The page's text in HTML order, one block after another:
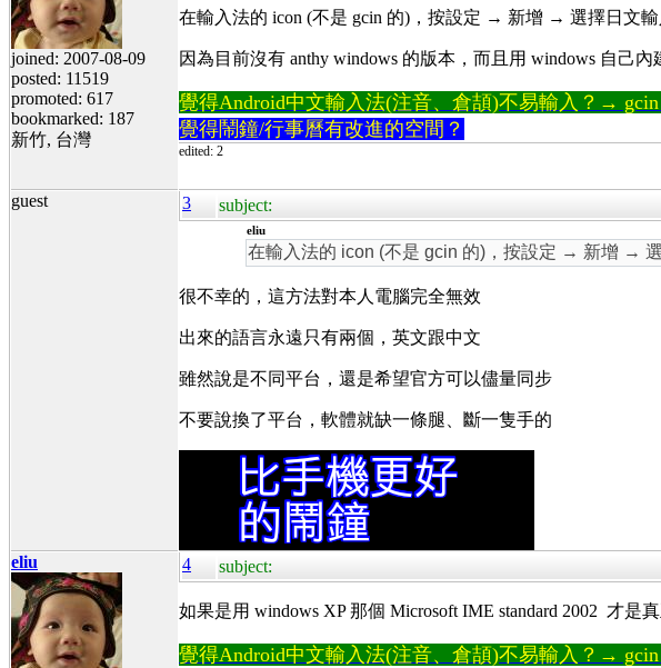
joined: 2007-08-09
posted: 11519
promoted: 617
bookmarked: 187
新竹, 台灣
在輸入法的 icon (不是 gcin 的)，按設定 → 新增 → 選擇日文輸
因為目前沒有 anthy windows 的版本，而且用 windows 自己
覺得Android中文輸入法(注音、倉頡)不易輸入？→ gcin
覺得鬧鐘/行事曆有改進的空間？
edited: 2
guest 3 subject:
eliu
在輸入法的 icon (不是 gcin 的)，按設定 → 新增 → 選
很不幸的，這方法對本人電腦完全無效
出來的語言永遠只有兩個，英文跟中文
雖然說是不同平台，還是希望官方可以儘量同步
不要說換了平台，軟體就缺一條腿、斷一隻手的
eliu 4 subject:
如果是用 windows XP 那個 Microsoft IME standard 2002 才
覺得Android中文輸入法(注音、倉頡)不易輸入？→ gcin